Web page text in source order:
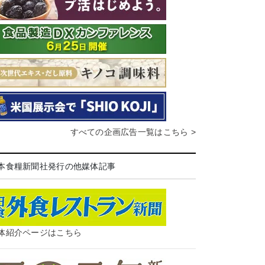
すべての企画広告一覧はこちら >
食糧新聞社発行の他媒体記事
紹介ページはこちら